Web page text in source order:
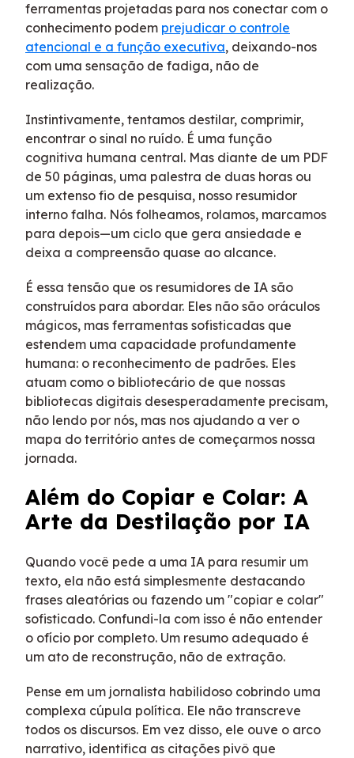
ferramentas projetadas para nos conectar com o
conhecimento podem prejudicar o controle
atencional e a função executiva, deixando-nos
com uma sensação de fadiga, não de
realização.
Instintivamente, tentamos destilar, comprimir,
encontrar o sinal no ruído. É uma função
cognitiva humana central. Mas diante de um PDF
de 50 páginas, uma palestra de duas horas ou
um extenso fio de pesquisa, nosso resumidor
interno falha. Nós folheamos, rolamos, marcamos
para depois—um ciclo que gera ansiedade e
deixa a compreensão quase ao alcance.
É essa tensão que os resumidores de IA são
construídos para abordar. Eles não são oráculos
mágicos, mas ferramentas sofisticadas que
estendem uma capacidade profundamente
humana: o reconhecimento de padrões. Eles
atuam como o bibliotecário de que nossas
bibliotecas digitais desesperadamente precisam,
não lendo por nós, mas nos ajudando a ver o
mapa do território antes de começarmos nossa
jornada.
Além do Copiar e Colar: A
Arte da Destilação por IA
Quando você pede a uma IA para resumir um
texto, ela não está simplesmente destacando
frases aleatórias ou fazendo um "copiar e colar"
sofisticado. Confundi-la com isso é não entender
o ofício por completo. Um resumo adequado é
um ato de reconstrução, não de extração.
Pense em um jornalista habilidoso cobrindo uma
complexa cúpula política. Ele não transcreve
todos os discursos. Em vez disso, ele ouve o arco
narrativo, identifica as citações pivô que